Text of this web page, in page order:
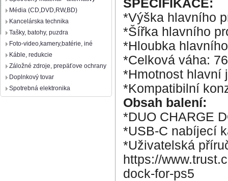
Média (CD,DVD,RW,BD)
Kancelárska technika
Tašky, batohy, puzdra
Foto-video,kamery,batérie, iné
Káble, redukcie
Záložné zdroje, prepäťove ochrany
Doplnkový tovar
Spotrebná elektronika
SPECIFIKACE:
*Výška hlavního
*Šířka hlavního
*Hloubka
*Celková váha:
*Hmotnost hlavní
*Kompatibilní
Obsah balení:
*DUO CHARGE
*USB-C nabíjecí
*Uživatelská
https://
dock-for-ps5